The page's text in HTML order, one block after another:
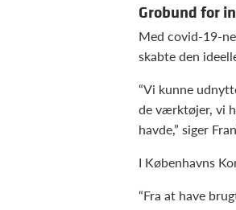
Grobund for
Med covid-19-
skabte den
“Vi kunne
de værktøjer, vi
havde,” siger
I Københavns
“Fra at have